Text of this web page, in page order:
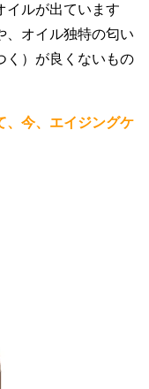
イルが出ています
、オイル独特の匂い
く）が良くないもの
、今、エイジングケ